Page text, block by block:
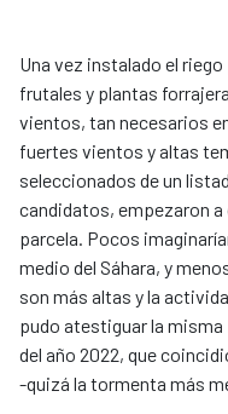
Una vez instalado el
frutales y plantas
vientos, tan necesarios
fuertes vientos y altas
seleccionados de un
candidatos, empezaron a
parcela. Pocos
medio del Sáhara, y
son más altas y la
pudo atestiguar la
del año 2022, que
-quizá la tormenta más